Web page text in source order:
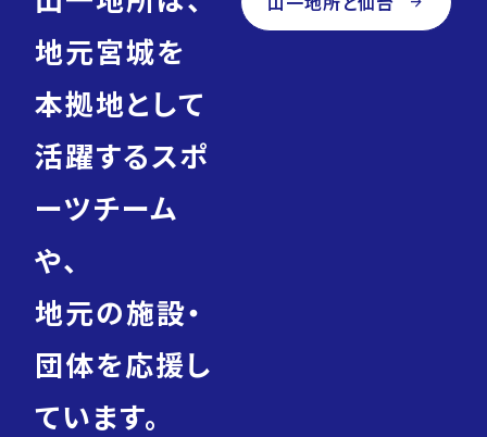
地元宮城を
本拠地として
活躍するスポ
ーツチーム
や、
地元の施設・
団体を応援し
ています。